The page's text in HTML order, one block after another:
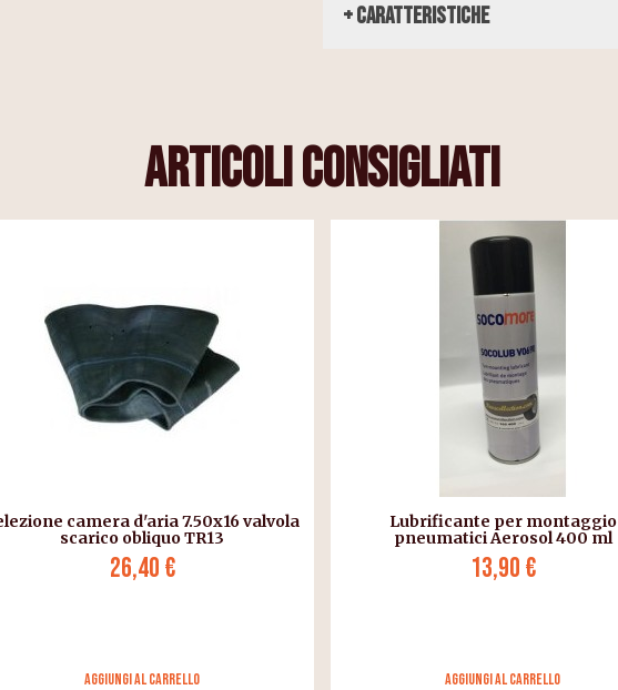
+ Caratteristiche
articoli consigliati
camera d'aria 7.50x16 valvola
scarico obliquo TR13
26,40 €
Aggiungi al carrello
Lubrificante per montaggio
pneumatici Aerosol 400 ml
13,90 €
Aggiungi al carrello